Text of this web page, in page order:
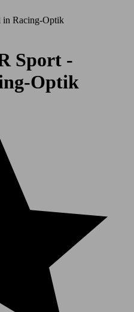
in Racing-Optik
Sport -
Optik